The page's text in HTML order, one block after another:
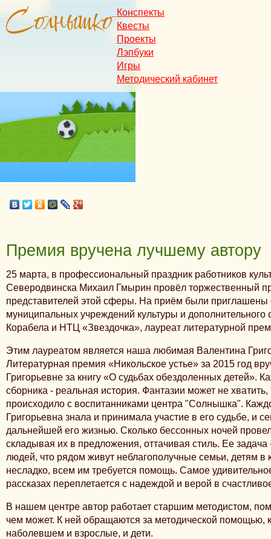
Конспекты
Квесты
Проекты
Лэпбуки
Игры
Методический кабинет
Премия вручена лучшему автору
25 марта, в профессиональный праздник работников
Северодвинска Михаил Гмырин провёл торжественный
представителей этой сферы. На приём были приглашены
муниципальных учреждений культуры и
Корабела и НТЦ «Звездочка», лауреат литературной
Этим лауреатом является наша любимая Валентина
Литературная премия «Никольское устье» за 2015 год
Григорьевне за книгу «О судьбах обездоленных детей».
сборника - реальная история. Фантазии может не
происходило с воспитанниками центра "Солнышка".
Григорьевна знала и принимала участие в его судьбе, и
дальнейшей его жизнью. Сколько бессонных ночей
складывая их в предложения, оттачивая стиль. Ее
людей, что рядом живут неблагополучные семьи, детям в
несладко, всем им требуется помощь. Самое
рассказах переплетается с надеждой и верой в
В нашем центре автор работает старшим методистом,
чем может. К ней обращаются за методической помощью, к
наболевшем и взрослые, и дети.